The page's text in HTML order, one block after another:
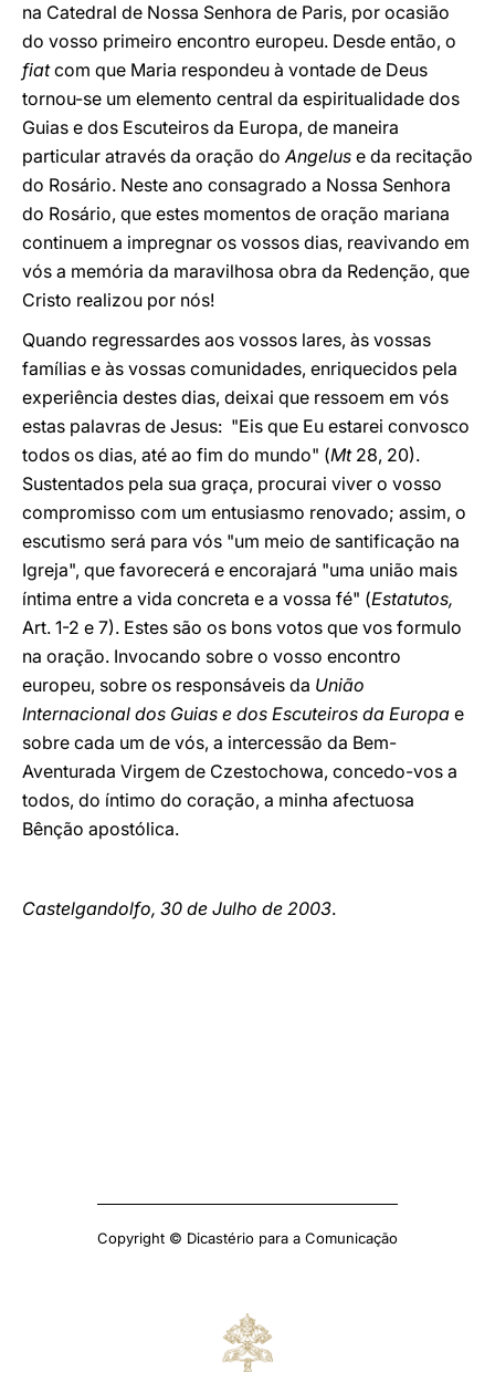
na Catedral de Nossa Senhora de Paris, por ocasião
do vosso primeiro encontro europeu. Desde então, o
fiatcom que Maria respondeu à vontade de Deus
tornou-se um elemento central da espiritualidade dos
Guias e dos Escuteiros da Europa, de maneira
particular através da oração doAngelus e da recitação
do Rosário. Neste ano consagrado a Nossa Senhora
do Rosário, que estes momentos de oração mariana
continuem a impregnar os vossos dias, reavivando em
vós a memória da maravilhosa obra da Redenção, que
Cristo realizou por nós!
Quando regressardes aos vossos lares, às vossas
famílias e às vossas comunidades, enriquecidos pela
experiência destes dias, deixai que ressoem em vós
estas palavras de Jesus: "Eis que Eu estarei convosco
todos os dias, até ao fim do mundo" (Mt28, 20).
Sustentados pela sua graça, procurai viver o vosso
compromisso com um entusiasmo renovado; assim, o
escutismo será para vós "um meio de santificação na
Igreja", que favorecerá e encorajará "uma união mais
íntima entre a vida concreta e a vossa fé" (Estatutos,
Art. 1-2 e 7). Estes são os bons votos que vos formulo
na oração. Invocando sobre o vosso encontro
europeu, sobre os responsáveis da União
Internacional dos Guias e dos Escuteiros da Europa e
sobre cada um de vós, a intercessão da Bem-
Aventurada Virgem de Czestochowa, concedo-vos a
todos, do íntimo do coração, a minha afectuosa
Bênção apostólica.
Castelgandolfo, 30 de Julho de 2003.
Copyright © Dicastério para a Comunicação